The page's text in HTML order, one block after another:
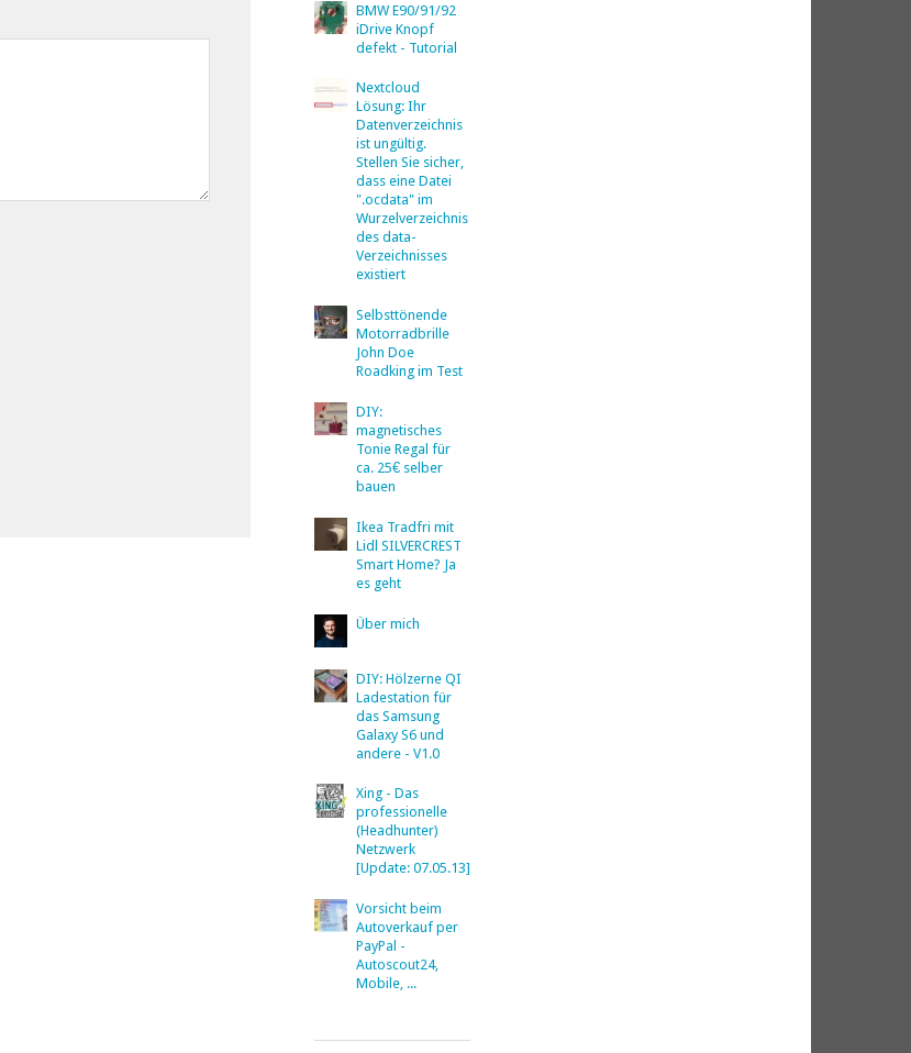
BMW E90/91/92
iDrive Knopf
defekt - Tutorial
Nextcloud
Lösung: Ihr
Datenverzeichnis
ist ungültig.
Stellen Sie sicher,
dass eine Datei
".ocdata" im
Wurzelverzeichnis
des data-
Verzeichnisses
existiert
Selbsttönende
Motorradbrille
John Doe
Roadking im Test
DIY:
magnetisches
Tonie Regal für
ca. 25€ selber
bauen
Ikea Tradfri mit
Lidl SILVERCREST
Smart Home? Ja
es geht
Über mich
DIY: Hölzerne QI
Ladestation für
das Samsung
Galaxy S6 und
andere - V1.0
Xing - Das
professionelle
(Headhunter)
Netzwerk
[Update: 07.05.13]
Vorsicht beim
Autoverkauf per
PayPal -
Autoscout24,
Mobile, ...